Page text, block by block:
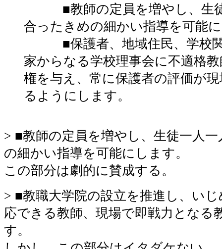
■教師の定員を増やし、生徒
合ったきめの細かい指導を可能
■保護者、地域住民、学校関
家からなる学校理事会に不適格
権を与え、常に保護者の評価が
るようにします。
> ■教師の定員を増やし、生徒一人
の細かい指導を可能にします。
この部分は劇的に賛成する。
> ■教職大学院の設立を推進し、い
応できる教師、現場で即戦力となる
す。